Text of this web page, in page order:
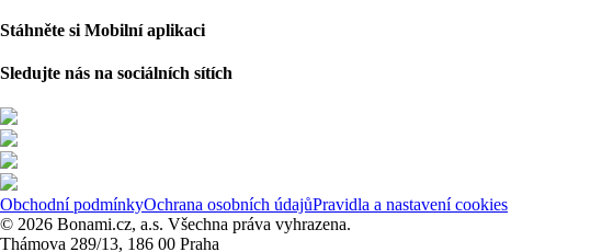
Stáhněte si Mobilní aplikaci
Sledujte nás na sociálních sítích
Obchodní podmínkyOchrana osobních údajůPravidla a nastavení cookies
© 2026 Bonami.cz, a.s. Všechna práva vyhrazena.
Thámova 289/13, 186 00 Praha